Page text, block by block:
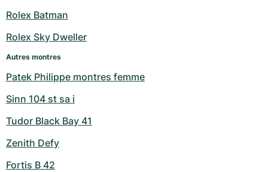
Rolex Batman
Rolex Sky Dweller
Autres montres
Patek Philippe montres femme
Sinn 104 st sa i
Tudor Black Bay 41
Zenith Defy
Fortis B 42